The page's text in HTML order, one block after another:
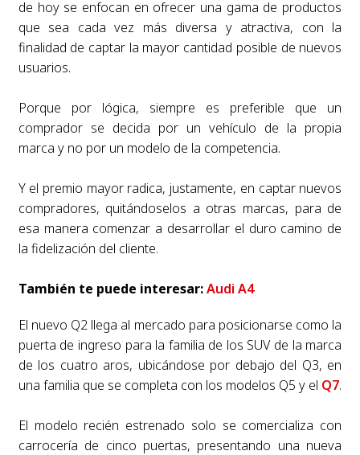
de hoy se enfocan en ofrecer una gama de productos
que sea cada vez más diversa y atractiva, con la
finalidad de captar la mayor cantidad posible de nuevos
usuarios.
Porque por lógica, siempre es preferible que un
comprador se decida por un vehículo de la propia
marca y no por un modelo de la competencia.
Y el premio mayor radica, justamente, en captar nuevos
compradores, quitándoselos a otras marcas, para de
esa manera comenzar a desarrollar el duro camino de
la fidelización del cliente.
También te puede interesar:Audi A4
El nuevo Q2 llega al mercado para posicionarse como la
puerta de ingreso para la familia de los SUV de la marca
de los cuatro aros, ubicándose por debajo del Q3, en
una familia que se completa con los modelos Q5 y el Q7.
El modelo recién estrenado solo se comercializa con
carrocería de cinco puertas, presentando una nueva